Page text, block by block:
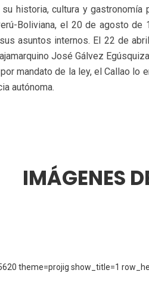
historia, cultura y
Boliviana, el 20 de agosto
asuntos internos. El 22 de
José Gálvez
mandato de la ley, el Callao lo
autónoma.
IMÁGENES
theme=projig show_title=1